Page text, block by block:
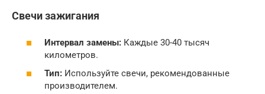
Свечи зажигания
Интервал замены: Каждые 30-40 тысяч
километров.
Тип: Используйте свечи, рекомендованные
производителем.